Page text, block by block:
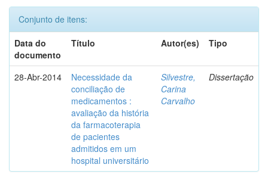
Conjunto de itens:
Data do
documento
Título Autor(es) Tipo
28-Abr-2014
Necessidade da
conciliação de
medicamentos :
avaliação da história
da farmacoterapia
de pacientes
admitidos em um
hospital universitário
Silvestre,
Carina
Carvalho
Dissertação